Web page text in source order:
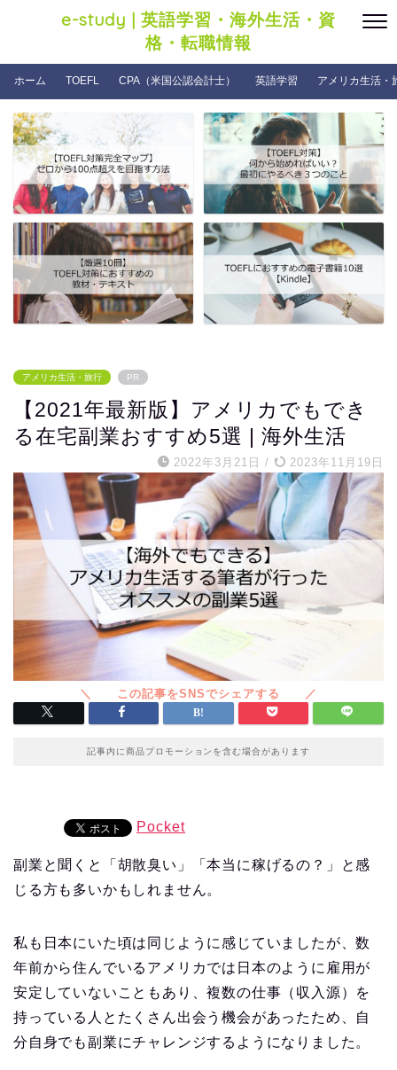
e-study | 英語学習・海外生活・資
格・転職情報
ホーム TOEFL CPA（米国公認会計士） 英語学習 アメリカ生活・
アメリカ生活・旅行 PR
【2021年最新版】アメリカでもでき
る在宅副業おすすめ5選 | 海外生活
2022年3月21日 / 2023年11月19日
記事内に商品プロモーションを含む場合があります
Pocket
副業と聞くと「胡散臭い」「本当に稼げるの？」と感
じる方も多いかもしれません。
私も日本にいた頃は同じように感じていましたが、数
年前から住んでいるアメリカでは日本のように雇用が
安定していないこともあり、複数の仕事（収入源）を
持っている人とたくさん出会う機会があったため、自
分自身でも副業にチャレンジするようになりました。